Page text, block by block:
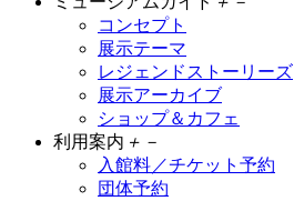
コンセプト
展示テーマ
レジェンドストーリーズ
展示アーカイブ
ショップ＆カフェ
利用案内 ＋ －
入館料／チケット予約
団体予約